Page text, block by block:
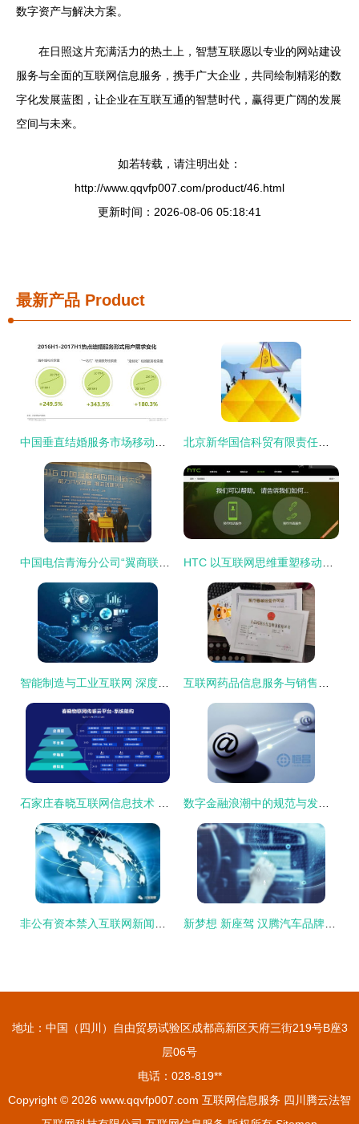
数字资产与解决方案。
在日照这片充满活力的热土上，智慧互联愿以专业的网站建设
服务与全面的互联网信息服务，携手广大企业，共同绘制精彩的数
字化发展蓝图，让企业在互联互通的智慧时代，赢得更广阔的发展
空间与未来。
如若转载，请注明出处：
http://www.qqvfp007.com/product/46.html
更新时间：2026-08-06 05:18:41
最新产品 Product
地址：中国（四川）自由贸易试验区成都高新区天府三街219号B座3
层06号
电话：028-819**
Copyright © 2026 www.qqvfp007.com 互联网信息服务 四川腾云法智